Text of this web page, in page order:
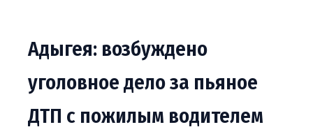
Адыгея: возбуждено
уголовное дело за пьяное
ДТП с пожилым водителем